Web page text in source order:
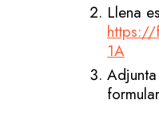
Llena
https://
1A